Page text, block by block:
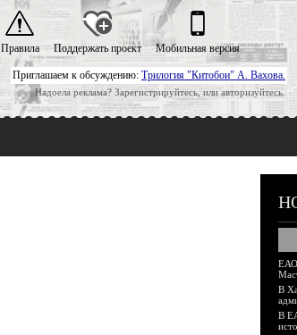
Приглашаем к обсуждению: Трилогия "Китобои" А. Вахова.
Надоела реклама? Зарегистрируйтесь, или авторизуйтесь.
Правила Поддержать проект Мобильная версия
ЕАО
В
В